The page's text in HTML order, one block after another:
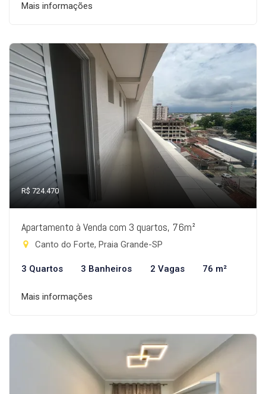
Mais informações
R$ 724.470
Apartamento à Venda com 3 quartos, 76m²
Canto do Forte, Praia Grande-SP
3 Quartos 3 Banheiros 2 Vagas 76 m²
Mais informações